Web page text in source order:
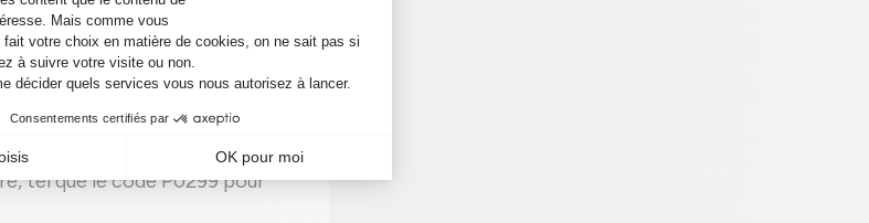
et/ou sifflement
visible ;
tel que le code P0299 pour